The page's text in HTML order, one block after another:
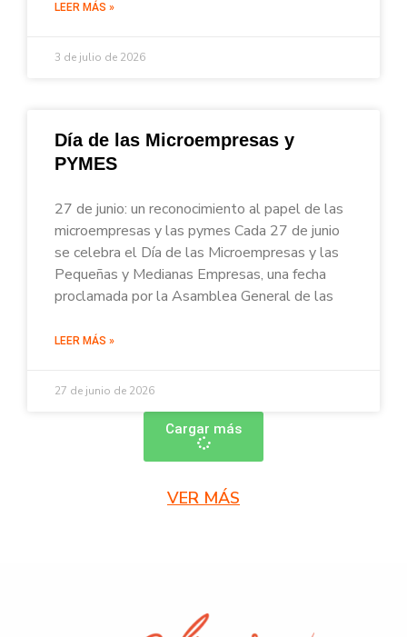
LEER MÁS »
3 de julio de 2026
Día de las Microempresas y
PYMES
27 de junio: un reconocimiento al papel de las
microempresas y las pymes Cada 27 de junio
se celebra el Día de las Microempresas y las
Pequeñas y Medianas Empresas, una fecha
proclamada por la Asamblea General de las
LEER MÁS »
27 de junio de 2026
Cargar más
VER MÁS